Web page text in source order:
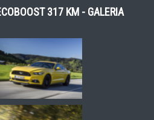
317 KM - GALERIA